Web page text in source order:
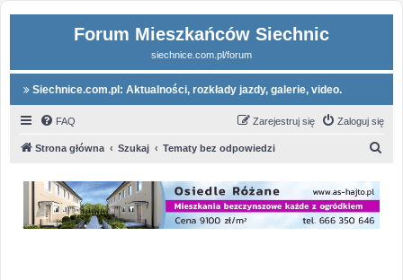
Forum Mieszkańców Siechnic
siechnice.com.pl/forum
Siechnice.com.pl: Aktualności, rozkłady jazdy, galerie, video.
FAQ Zaloguj się
Zarejestruj się
Strona główna Szukaj Tematy bez odpowiedzi